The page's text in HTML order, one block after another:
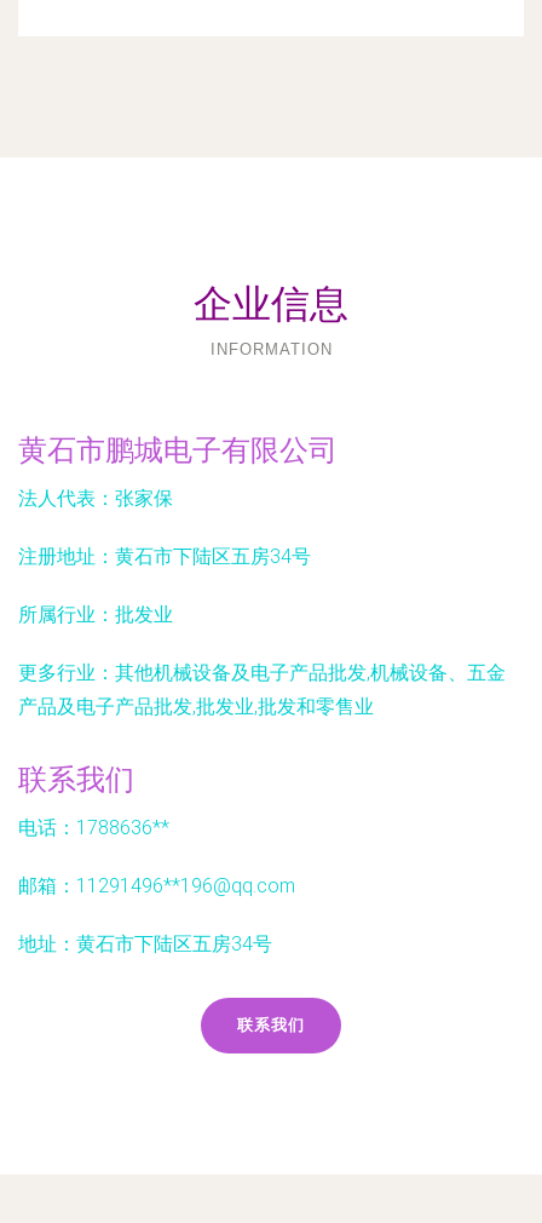
企业信息
INFORMATION
黄石市鹏城电子有限公司
法人代表： 张家保
注册地址： 黄石市下陆区五房34号
所属行业： 批发业
更多行业： 其他机械设备及电子产品批发,机械设备、五金
产品及电子产品批发,批发业,批发和零售业
联系我们
电话：1788636**
邮箱：11291496**196@qq.com
地址：黄石市下陆区五房34号
联系我们